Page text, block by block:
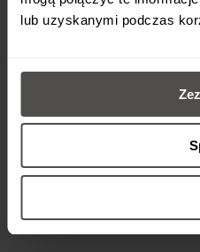
lub uzyskanymi podczas